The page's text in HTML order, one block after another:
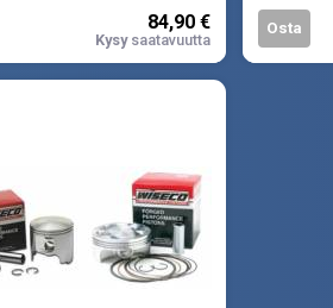
moottorissa.
84,90 €
Kysysaatavuutta
tahansa
Osta